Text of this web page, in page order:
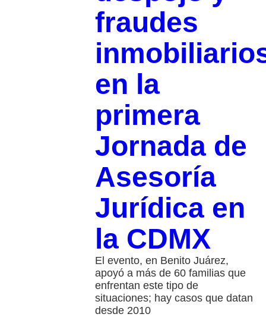
fraudes
en la
primera
Jornada de
Asesoría
Jurídica en
la CDMX
El evento, en Benito Juárez,
apoyó a más de 60 familias que
enfrentan este tipo de
situaciones; hay casos que datan
desde 2010